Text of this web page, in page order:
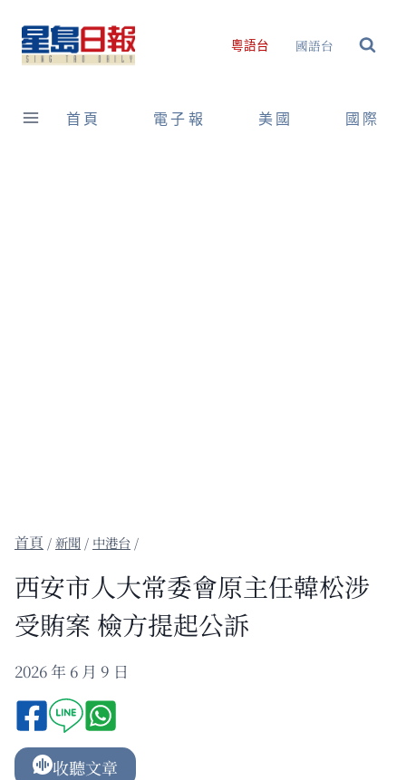
content
粵語台 國語台
首頁 電子報 美國 國際
/新聞 / 中港台 /
西安市人大常委會原主任韓松涉
受賄案 檢方提起公訴
2026 年 6 月 9 日
收聽文章